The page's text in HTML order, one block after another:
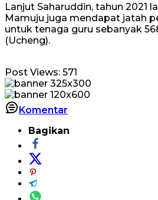
Lanjut Saharuddin, tahun 2021
Mamuju juga mendapat jatah
untuk tenaga guru sebanyak
(Ucheng).
Post Views: 571
Komentar
Bagikan